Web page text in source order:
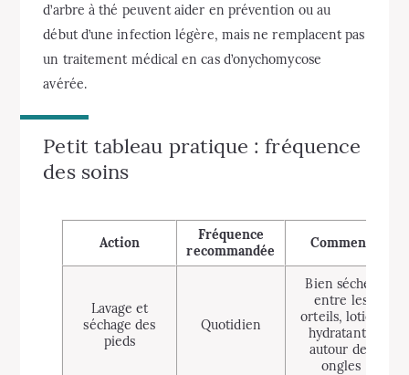
d’arbre à thé peuvent aider en prévention ou au
début d’une infection légère, mais ne remplacent pas
un traitement médical en cas d’onychomycose
avérée.
Petit tableau pratique : fréquence
des soins
Action
Fréquence
recommandée
Comment
Lavage et
séchage des
pieds
Quotidien
Bien sécher
entre les
orteils, lotion
hydratante
autour des
ongles